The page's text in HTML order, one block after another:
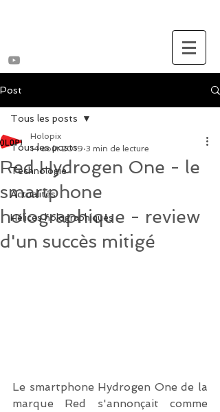
Post
Tous les posts
Technologie
Actualités
Hélices holographiques
Tous les posts
Red Hydrogen One - le
smartphone
holographique - review
d'un succès mitigé
Holopix
14 août 2019 3 min de lecture
Le smartphone Hydrogen One de la
marque Red s'annonçait comme